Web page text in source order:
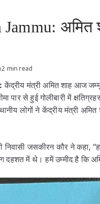
अमित
2 min read
केंद्रीय मंत्री अमित शाह आज
पार से हुई गोलीबारी में
लोगों ने केंद्रीय मंत्री
जसकीरन कौर ने कहा,
दहशत में थे। हमें उम्मीद है कि